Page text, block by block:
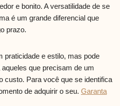
e bonito. A versatilidade de se
é um grande diferencial que
prazo.
praticidade e estilo, mas pode
que precisam de um
custo. Para você que se identifica
de adquirir o seu. Garanta